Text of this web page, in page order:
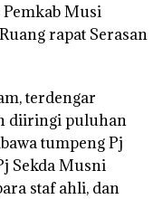
Musi
rapat Serasan
terdengar
diiringi puluhan
tumpeng Pj
Sekda Musni
staf ahli, dan